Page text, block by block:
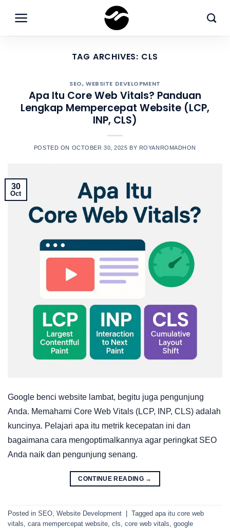
TAG ARCHIVES: CLS
SEO,WEBSITE DEVELOPMENT
Apa Itu Core Web Vitals? Panduan
Lengkap Mempercepat Website (LCP,
INP, CLS)
POSTED ON OCTOBER 30, 2025 BY ROYANROMADHON
30
Oct
Google benci website lambat, begitu juga pengunjung
Anda. Memahami Core Web Vitals (LCP, INP, CLS) adalah
kuncinya. Pelajari apa itu metrik kecepatan ini dan
bagaimana cara mengoptimalkannya agar peringkat SEO
Anda naik dan pengunjung senang.
CONTINUE READING →
Posted in SEO Website Development Tagged apa itu core web
vitals cara mempercepat website cls core web vitals google